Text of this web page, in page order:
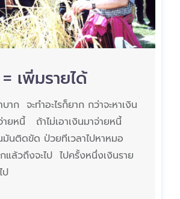
เพิ่มรายได้
าก จะทำอะไรก็ยาก กว่าจะหาเงิน
ยหนี้ ถ้าไม่เอาเงินมาจ่ายหนี้
มันติดขัด ป่วยทีเวลาไปหาหมอ
ล้วถึงจะไป ไปครั้งหนึ่งเงินราย
ไป